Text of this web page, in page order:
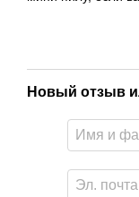
Новый отзыв